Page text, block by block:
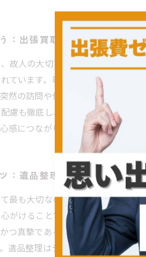
：出張買取が心掛けるポイン
故人の大切な思い出を扱う繊細
ています。専門業者は、その場
然の訪問や作業がご遺族にとって
慮も徹底し、安心してサービス
感につながり、信頼される業者選
：遺品整理を安心して任せる
最も大切なのは、故人の思い出
がけることで、ご家族の負担を
つ真摯であるかも重要です。加
遺品整理はデリケートな作業で